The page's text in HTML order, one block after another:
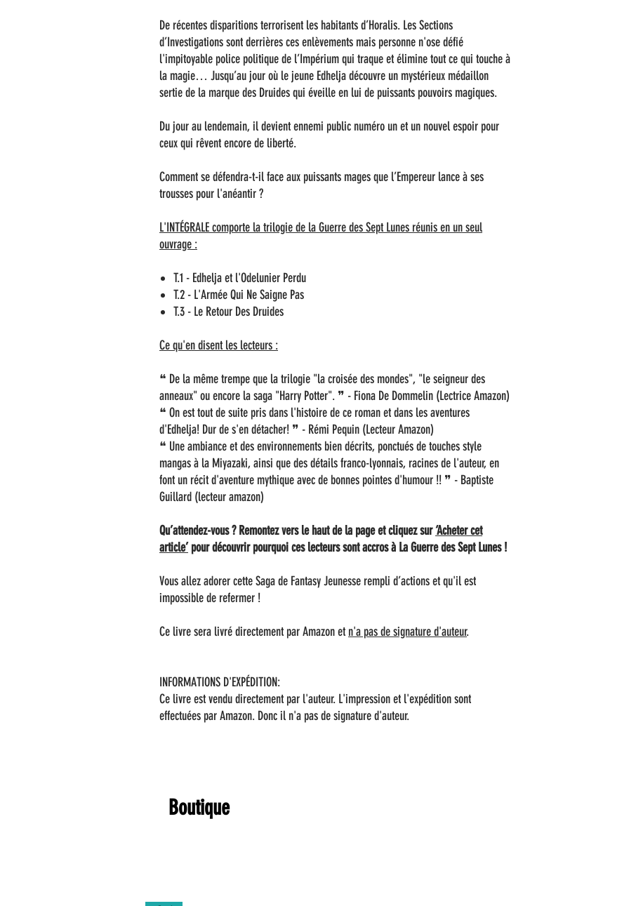
De récentes disparitions terrorisent les habitants d’Horalis. Les Sections
d’Investigations sont derrières ces enlèvements mais personne n'ose défié
l'impitoyable police politique de l’Impérium qui traque et élimine tout ce qui touche à
la magie… Jusqu’au jour où le jeune Edhelja découvre un mystérieux médaillon
sertie de la marque des Druides qui éveille en lui de puissants pouvoirs magiques.
Du jour au lendemain, il devient ennemi public numéro un et un nouvel espoir pour
ceux qui rêvent encore de liberté.
Comment se défendra-t-il face aux puissants mages que l’Empereur lance à ses
trousses pour l'anéantir ?
L'INTÉGRALE comporte la trilogie de la Guerre des Sept Lunes réunis en un seul
ouvrage :
T.1 - Edhelja et l'Odelunier Perdu
T.2 - L'Armée Qui Ne Saigne Pas
T.3 - Le Retour Des Druides
Ce qu'en disent les lecteurs :
❝ De la même trempe que la trilogie "la croisée des mondes", "le seigneur des
anneaux" ou encore la saga "Harry Potter". ❞ - Fiona De Dommelin (Lectrice Amazon)
❝ On est tout de suite pris dans l'histoire de ce roman et dans les aventures
d'Edhelja! Dur de s'en détacher! ❞ - Rémi Pequin (Lecteur Amazon)
❝ Une ambiance et des environnements bien décrits, ponctués de touches style
mangas à la Miyazaki, ainsi que des détails franco-lyonnais, racines de l'auteur, en
font un récit d'aventure mythique avec de bonnes pointes d'humour !! ❞ - Baptiste
Guillard (lecteur amazon)
Qu’attendez-vous ? Remontez vers le haut de la page et cliquez sur‘Acheter cet
article’pour découvrir pourquoi ces lecteurs sont accros à La Guerre des Sept Lunes !
Vous allez adorer cette Saga de Fantasy Jeunesse rempli d’actions et qu'il est
impossible de refermer !
Ce livre sera livré directement par Amazon et n'a pas de signature d'auteur.
INFORMATIONS D'EXPÉDITION:
Ce livre est vendu directement par l'auteur. L'impression et l'expédition sont
effectuées par Amazon. Donc il n'a pas de signature d'auteur.
Boutique